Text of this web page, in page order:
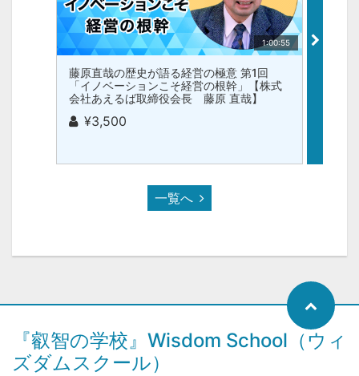
1:00:55
藤原直哉の歴史が語る経営の極意 第1回
「イノベーションこそ経営の根幹」【株式
会社あえるば取締役会長 藤原 直哉】
¥3,500
一覧へ
『叡智の学校』Wisdom School（ウィ
ズダムスクール）